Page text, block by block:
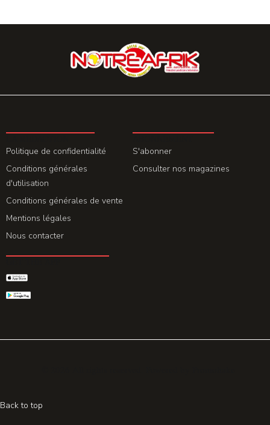
Politique de confidentialité
Conditions générales
d'utilisation
Conditions générales de vente
Mentions légales
Nous contacter
S'abonner
Consulter nos magazines
Back to top